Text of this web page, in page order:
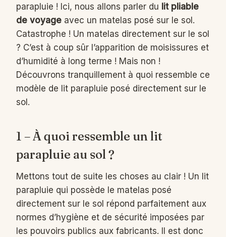
parapluie ! Ici, nous allons parler du lit pliable
de voyage avec un matelas posé sur le sol.
Catastrophe ! Un matelas directement sur le sol
? C’est à coup sûr l’apparition de moisissures et
d’humidité à long terme ! Mais non !
Découvrons tranquillement à quoi ressemble ce
modèle de lit parapluie posé directement sur le
sol.
1 – À quoi ressemble un lit
parapluie au sol ?
Mettons tout de suite les choses au clair ! Un lit
parapluie qui possède le matelas posé
directement sur le sol répond parfaitement aux
normes d’hygiène et de sécurité imposées par
les pouvoirs publics aux fabricants. Il est donc